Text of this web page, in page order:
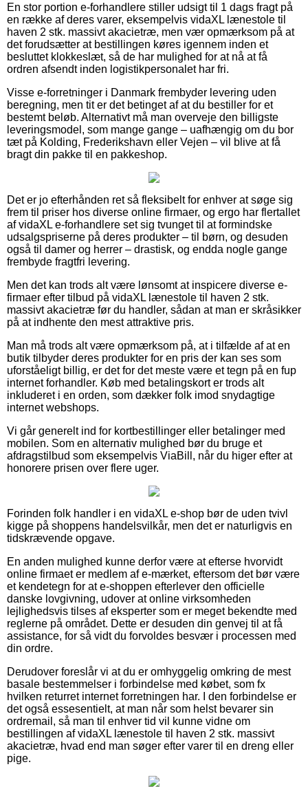
En stor portion e-forhandlere stiller udsigt til 1 dags fragt på
en række af deres varer, eksempelvis vidaXL lænestole til
haven 2 stk. massivt akacietræ, men vær opmærksom på at
det forudsætter at bestillingen køres igennem inden et
besluttet klokkeslæt, så de har mulighed for at nå at få
ordren afsendt inden logistikpersonalet har fri.
Visse e-forretninger i Danmark frembyder levering uden
beregning, men tit er det betinget af at du bestiller for et
bestemt beløb. Alternativt må man overveje den billigste
leveringsmodel, som mange gange – uafhængig om du bor
tæt på Kolding, Frederikshavn eller Vejen – vil blive at få
bragt din pakke til en pakkeshop.
Det er jo efterhånden ret så fleksibelt for enhver at søge sig
frem til priser hos diverse online firmaer, og ergo har flertallet
af vidaXL e-forhandlere set sig tvunget til at formindske
udsalgspriserne på deres produkter – til børn, og desuden
også til damer og herrer – drastisk, og endda nogle gange
frembyde fragtfri levering.
Men det kan trods alt være lønsomt at inspicere diverse e-
firmaer efter tilbud på vidaXL lænestole til haven 2 stk.
massivt akacietræ før du handler, sådan at man er skråsikker
på at indhente den mest attraktive pris.
Man må trods alt være opmærksom på, at i tilfælde af at en
butik tilbyder deres produkter for en pris der kan ses som
uforståeligt billig, er det for det meste være et tegn på en fup
internet forhandler. Køb med betalingskort er trods alt
inkluderet i en orden, som dækker folk imod snydagtige
internet webshops.
Vi går generelt ind for kortbestillinger eller betalinger med
mobilen. Som en alternativ mulighed bør du bruge et
afdragstilbud som eksempelvis ViaBill, når du higer efter at
honorere prisen over flere uger.
Forinden folk handler i en vidaXL e-shop bør de uden tvivl
kigge på shoppens handelsvilkår, men det er naturligvis en
tidskrævende opgave.
En anden mulighed kunne derfor være at efterse hvorvidt
online firmaet er medlem af e-mærket, eftersom det bør være
et kendetegn for at e-shoppen efterlever den officielle
danske lovgivning, udover at online virksomheden
lejlighedsvis tilses af eksperter som er meget bekendte med
reglerne på området. Dette er desuden din genvej til at få
assistance, for så vidt du forvoldes besvær i processen med
din ordre.
Derudover foreslår vi at du er omhyggelig omkring de mest
basale bestemmelser i forbindelse med købet, som fx
hvilken returret internet forretningen har. I den forbindelse er
det også essesentielt, at man når som helst bevarer sin
ordremail, så man til enhver tid vil kunne vidne om
bestillingen af vidaXL lænestole til haven 2 stk. massivt
akacietræ, hvad end man søger efter varer til en dreng eller
pige.